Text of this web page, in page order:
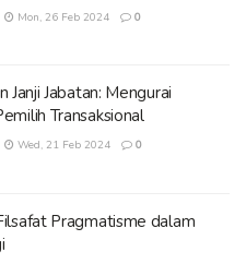
Mon, 26 Feb 2024 0
Janji Jabatan: Mengurai
Transaksional
Wed, 21 Feb 2024 0
Pragmatisme dalam